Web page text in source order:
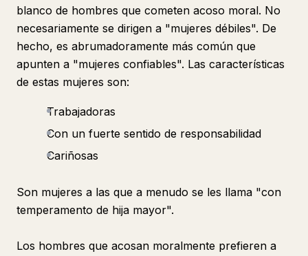
blanco de hombres que cometen acoso moral. No
necesariamente se dirigen a "mujeres débiles". De
hecho, es abrumadoramente más común que
apunten a "mujeres confiables". Las características
de estas mujeres son:
Trabajadoras
Con un fuerte sentido de responsabilidad
Cariñosas
Son mujeres a las que a menudo se les llama "con
temperamento de hija mayor".
Los hombres que acosan moralmente prefieren a